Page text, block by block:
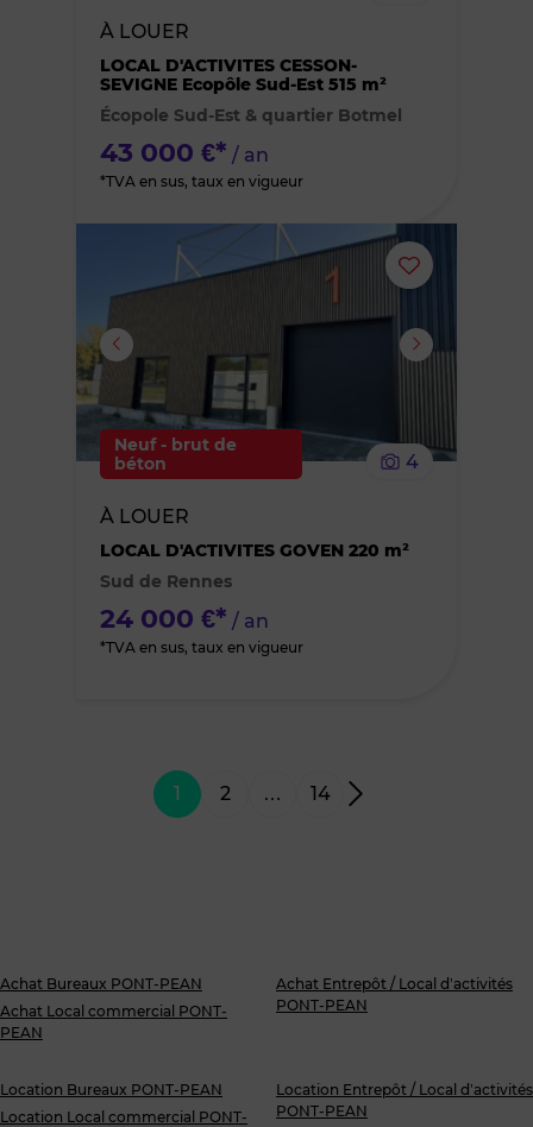
À LOUER
LOCAL D'ACTIVITES CESSON-
SEVIGNE Ecopôle Sud-Est 515 m²
Écopole Sud-Est & quartier Botmel
43 000 €* / an
*TVA en sus, taux en vigueur
Ajouter
ou
Neuf - brut de
béton
4
À LOUER
LOCAL D'ACTIVITES GOVEN 220 m²
Sud de Rennes
24 000 €* / an
*TVA en sus, taux en vigueur
1 2 … 14
Achat Bureaux PONT-PEAN
Achat Local commercial PONT-
PEAN
Achat Entrepôt / Local d’activités
PONT-PEAN
Location Bureaux PONT-PEAN
Location Local commercial PONT-
Location Entrepôt / Local d’activités
PONT-PEAN